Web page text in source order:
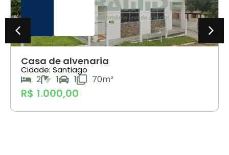
Casa de alvenaria
Cidade: Santiago
2 1 1 70m²
R$ 1.000,00